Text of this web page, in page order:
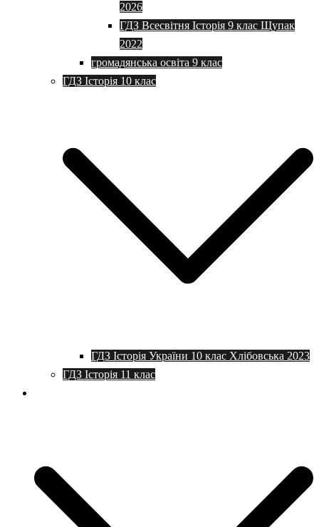
2026
ГДЗ Всесвітня Історія 9 клас Щупак
2022
громадянська освіта 9 клас
ГДЗ Історія 10 клас
ГДЗ Історія України 10 клас Хлібовська 2023
ГДЗ Історія 11 клас